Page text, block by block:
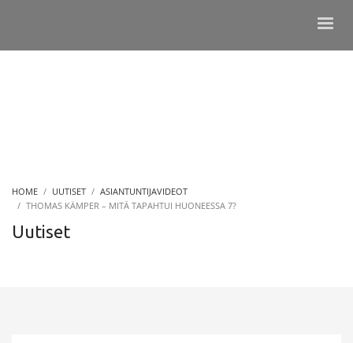
HOME UUTISET
ASIANTUNTIJAVIDEOT
THOMAS KÄMPER – MITÄ TAPAHTUI HUONEESSA 7?
Uutiset